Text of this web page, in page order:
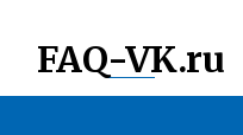
FAQ-VK.ru